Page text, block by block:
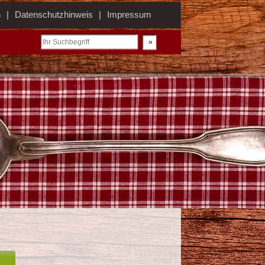
Datenschutzhinweis Impressum